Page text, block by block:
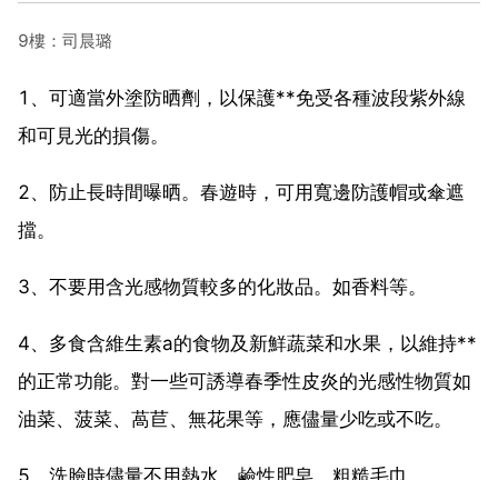
9樓：司晨璐
1、可適當外塗防晒劑，以保護**免受各種波段紫外線
和可見光的損傷。
2、防止長時間曝晒。春遊時，可用寬邊防護帽或傘遮
擋。
3、不要用含光感物質較多的化妝品。如香料等。
4、多食含維生素a的食物及新鮮蔬菜和水果，以維持**
的正常功能。對一些可誘導春季性皮炎的光感性物質如
油菜、菠菜、萵苣、無花果等，應儘量少吃或不吃。
5、洗臉時儘量不用熱水、鹼性肥皂、粗糙毛巾。